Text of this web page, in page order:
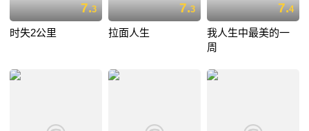
7.3
时失2公里
7.3
拉面人生
7.4
我人生中最美的一
周